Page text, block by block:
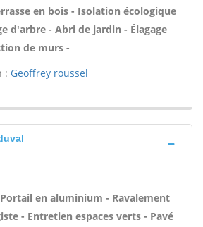
en bois - Isolation écologique
d'arbre - Abri de jardin - Élagage
de murs -
: Geoffrey roussel
Portail en aluminium - Ravalement
- Entretien espaces verts - Pavé